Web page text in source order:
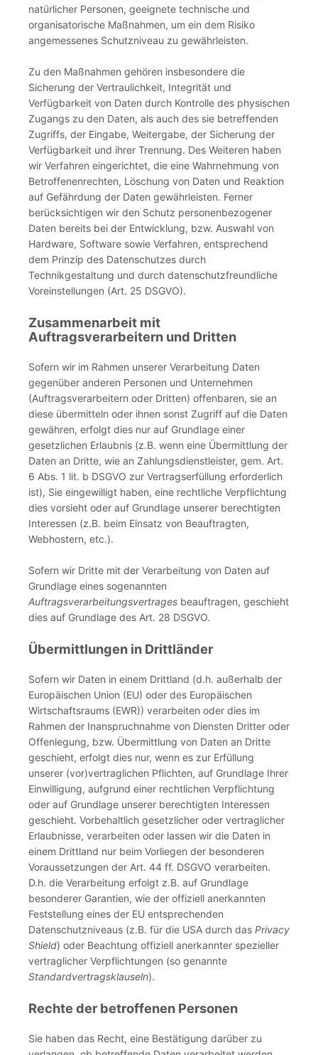
natürlicher Personen, geeignete technische und
organisatorische Maßnahmen, um ein dem Risiko
angemessenes Schutzniveau zu gewährleisten.
Zu den Maßnahmen gehören insbesondere die
Sicherung der Vertraulichkeit, Integrität und
Verfügbarkeit von Daten durch Kontrolle des physischen
Zugangs zu den Daten, als auch des sie betreffenden
Zugriffs, der Eingabe, Weitergabe, der Sicherung der
Verfügbarkeit und ihrer Trennung. Des Weiteren haben
wir Verfahren eingerichtet, die eine Wahrnehmung von
Betroffenenrechten, Löschung von Daten und Reaktion
auf Gefährdung der Daten gewährleisten. Ferner
berücksichtigen wir den Schutz personenbezogener
Daten bereits bei der Entwicklung, bzw. Auswahl von
Hardware, Software sowie Verfahren, entsprechend
dem Prinzip des Datenschutzes durch
Technikgestaltung und durch datenschutzfreundliche
Voreinstellungen (Art. 25 DSGVO).
Zusammenarbeit mit
Auftragsverarbeitern und Dritten
Sofern wir im Rahmen unserer Verarbeitung Daten
gegenüber anderen Personen und Unternehmen
(Auftragsverarbeitern oder Dritten) offenbaren, sie an
diese übermitteln oder ihnen sonst Zugriff auf die Daten
gewähren, erfolgt dies nur auf Grundlage einer
gesetzlichen Erlaubnis (z.B. wenn eine Übermittlung der
Daten an Dritte, wie an Zahlungsdienstleister, gem. Art.
6 Abs. 1 lit. b DSGVO zur Vertragserfüllung erforderlich
ist), Sie eingewilligt haben, eine rechtliche Verpflichtung
dies vorsieht oder auf Grundlage unserer berechtigten
Interessen (z.B. beim Einsatz von Beauftragten,
Webhostern, etc.).
Sofern wir Dritte mit der Verarbeitung von Daten auf
Grundlage eines sogenannten
Auftragsverarbeitungsvertrages beauftragen, geschieht
dies auf Grundlage des Art. 28 DSGVO.
Übermittlungen in Drittländer
Sofern wir Daten in einem Drittland (d.h. außerhalb der
Europäischen Union (EU) oder des Europäischen
Wirtschaftsraums (EWR)) verarbeiten oder dies im
Rahmen der Inanspruchnahme von Diensten Dritter oder
Offenlegung, bzw. Übermittlung von Daten an Dritte
geschieht, erfolgt dies nur, wenn es zur Erfüllung
unserer (vor)vertraglichen Pflichten, auf Grundlage Ihrer
Einwilligung, aufgrund einer rechtlichen Verpflichtung
oder auf Grundlage unserer berechtigten Interessen
geschieht. Vorbehaltlich gesetzlicher oder vertraglicher
Erlaubnisse, verarbeiten oder lassen wir die Daten in
einem Drittland nur beim Vorliegen der besonderen
Voraussetzungen der Art. 44 ff. DSGVO verarbeiten.
D.h. die Verarbeitung erfolgt z.B. auf Grundlage
besonderer Garantien, wie der offiziell anerkannten
Feststellung eines der EU entsprechenden
Datenschutzniveaus (z.B. für die USA durch das Privacy
Shield) oder Beachtung offiziell anerkannter spezieller
vertraglicher Verpflichtungen (so genannte
Standardvertragsklauseln).
Rechte der betroffenen Personen
Sie haben das Recht, eine Bestätigung darüber zu